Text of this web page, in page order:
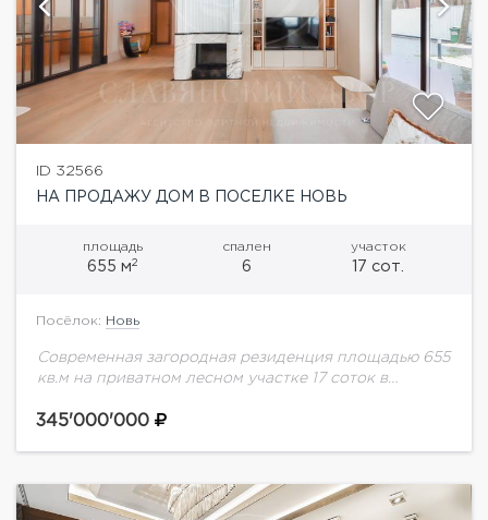
ID 32566
НА ПРОДАЖУ ДОМ В ПОСЕЛКЕ НОВЬ
площадь
655 м2
спален
6
участок
17 сот.
Посёлок: Новь
Современная загородная резиденция площадью 655
кв.м на приватном лесном участке 17 соток в
самых уютных стародачных мест Рублево-
345'000'000